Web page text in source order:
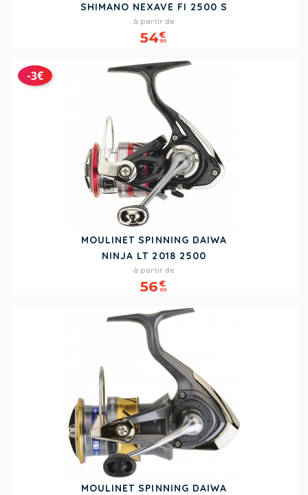
SHIMANO NEXAVE FI 2500 S
Prix
à partir de
54€
90
MOULINET SPINNING DAIWA
NINJA LT 2018 2500
Prix
de
base
-3€
Prix
à partir de
56€
00
MOULINET SPINNING DAIWA